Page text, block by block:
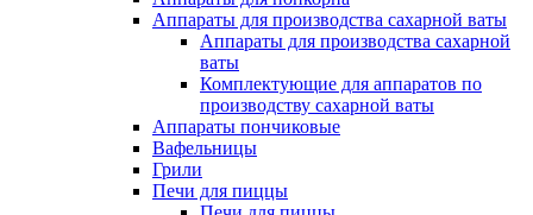
Аппараты для производства сахарной ваты
Аппараты для производства сахарной
ваты
Комплектующие для аппаратов по
производству сахарной ваты
Аппараты пончиковые
Вафельницы
Грили
Печи для пиццы